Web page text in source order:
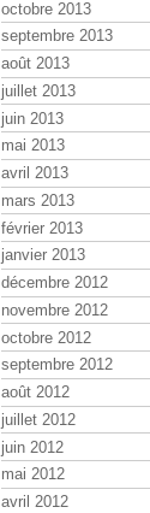
octobre 2013
septembre 2013
août 2013
juillet 2013
juin 2013
mai 2013
avril 2013
mars 2013
février 2013
janvier 2013
décembre 2012
novembre 2012
octobre 2012
septembre 2012
août 2012
juillet 2012
juin 2012
mai 2012
avril 2012